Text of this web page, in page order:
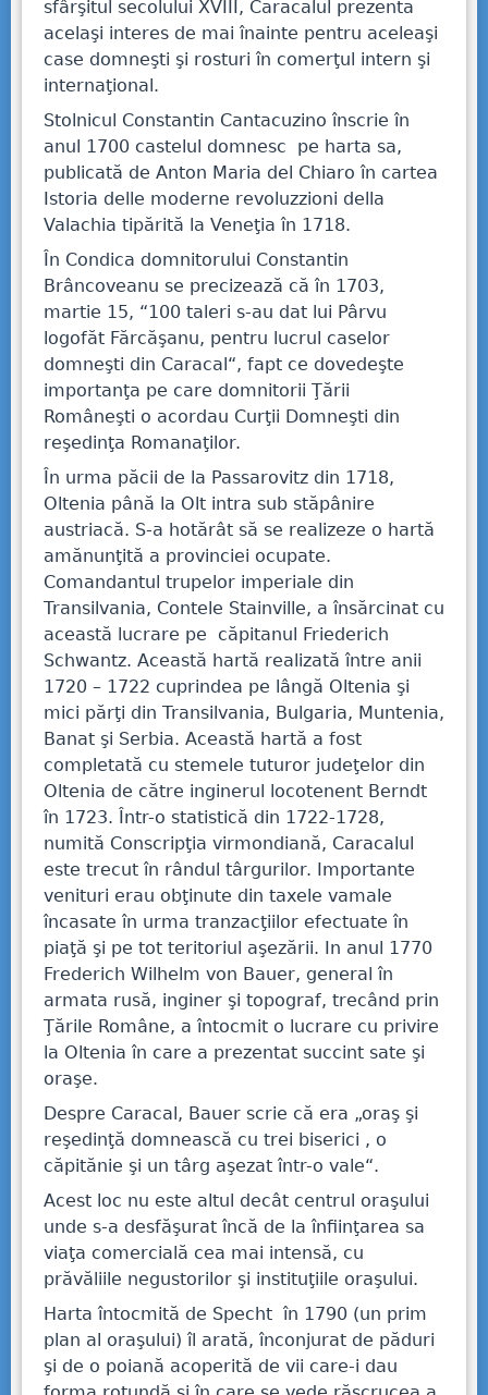
sfârşitul secolului XVIII, Caracalul prezenta
acelaşi interes de mai înainte pentru aceleaşi
case domneşti şi rosturi în comerţul intern şi
internaţional.
Stolnicul Constantin Cantacuzino înscrie în
anul 1700 castelul domnesc pe harta sa,
publicată de Anton Maria del Chiaro în cartea
Istoria delle moderne revoluzzioni della
Valachia tipărită la Veneţia în 1718.
În Condica domnitorului Constantin
Brâncoveanu se precizează că în 1703,
martie 15, “100 taleri s-au dat lui Pârvu
logofăt Fărcăşanu, pentru lucrul caselor
domneşti din Caracal“, fapt ce dovedeşte
importanţa pe care domnitorii Ţării
Româneşti o acordau Curţii Domneşti din
reşedinţa Romanaţilor.
În urma păcii de la Passarovitz din 1718,
Oltenia până la Olt intra sub stăpânire
austriacă. S-a hotărât să se realizeze o hartă
amănunţită a provinciei ocupate.
Comandantul trupelor imperiale din
Transilvania, Contele Stainville, a însărcinat cu
această lucrare pe căpitanul Friederich
Schwantz. Această hartă realizată între anii
1720 – 1722 cuprindea pe lângă Oltenia şi
mici părţi din Transilvania, Bulgaria, Muntenia,
Banat şi Serbia. Această hartă a fost
completată cu stemele tuturor judeţelor din
Oltenia de către inginerul locotenent Berndt
în 1723. Într-o statistică din 1722-1728,
numită Conscripţia virmondiană, Caracalul
este trecut în rândul târgurilor. Importante
venituri erau obţinute din taxele vamale
încasate în urma tranzacţiilor efectuate în
piaţă şi pe tot teritoriul aşezării. In anul 1770
Frederich Wilhelm von Bauer, general în
armata rusă, inginer şi topograf, trecând prin
Ţările Române, a întocmit o lucrare cu privire
la Oltenia în care a prezentat succint sate şi
oraşe.
Despre Caracal, Bauer scrie că era „oraş şi
reşedinţă domnească cu trei biserici , o
căpitănie şi un târg aşezat într-o vale“.
Acest loc nu este altul decât centrul oraşului
unde s-a desfăşurat încă de la înfiinţarea sa
viaţa comercială cea mai intensă, cu
prăvăliile negustorilor şi instituţiile oraşului.
Harta întocmită de Specht în 1790 (un prim
plan al oraşului) îl arată, înconjurat de păduri
şi de o poiană acoperită de vii care-i dau